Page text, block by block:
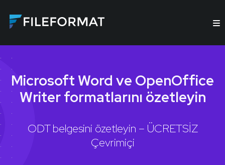
Microsoft Word ve OpenOffice
Writer formatlarını özetleyin
ODT belgesini özetleyin – ÜCRETSİZ
Çevrimiçi